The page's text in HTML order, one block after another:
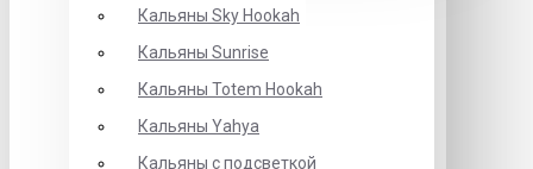
Кальяны Sky Hookah
Кальяны Sunrise
Кальяны Totem Hookah
Кальяны Yahya
Кальяны с подсветкой